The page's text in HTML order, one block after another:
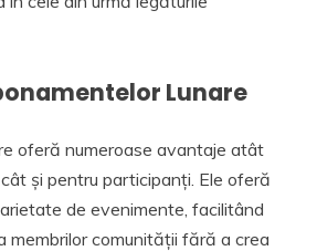
Lunare
oferă numeroase avantaje atât
și pentru participanți. Ele oferă
de evenimente, facilitând
membrilor comunității fără a crea